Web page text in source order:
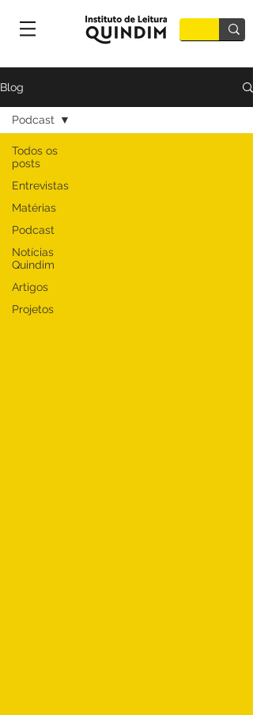
Blog
Todos os
posts
Entrevistas
Matérias
Podcast
Notícias
Quindim
Artigos
Projetos
Podcast